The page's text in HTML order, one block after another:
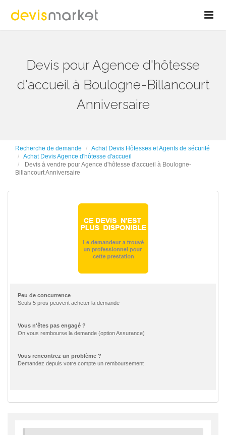
Devis pour Agence d'hôtesse
d'accueil à Boulogne-Billancourt
Anniversaire
Recherche de demande
Achat Devis Hôtesses et Agents de sécurité
Achat Devis Agence d'hôtesse d'accueil
Devis à vendre pour Agence d'hôtesse d'accueil à Boulogne-
Billancourt Anniversaire
Peu de concurrence
Seuls 5 pros peuvent acheter la demande
Vous n'êtes pas engagé ?
On vous rembourse la demande (option Assurance)
Vous rencontrez un problème ?
Demandez depuis votre compte un remboursement